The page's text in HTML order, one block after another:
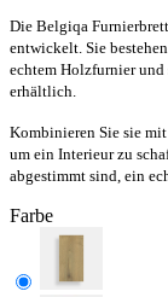
Die Belgiqa
entwickelt. Sie
echtem Holzfurnier und
erhältlich.
Kombinieren Sie sie
um ein Interieur zu
abgestimmt sind, ein
Farbe